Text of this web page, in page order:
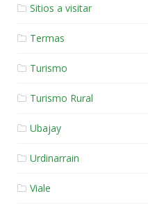
Sitios a visitar
Termas
Turismo
Turismo Rural
Ubajay
Urdinarrain
Viale